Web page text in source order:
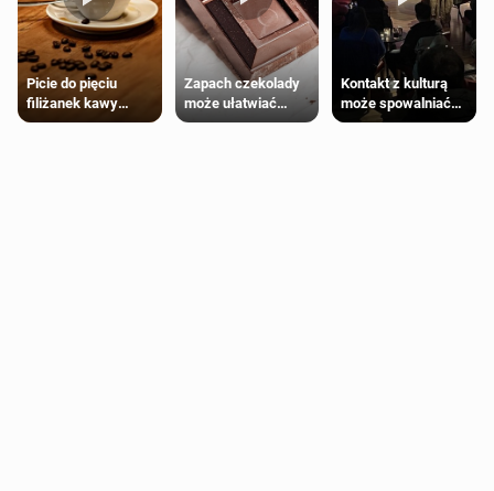
Picie do pięciu
filiżanek kawy
dziennie jest
Zapach czekolady
może ułatwiać
trening siłowy
Kontakt z kulturą
może spowalniać
starzenie